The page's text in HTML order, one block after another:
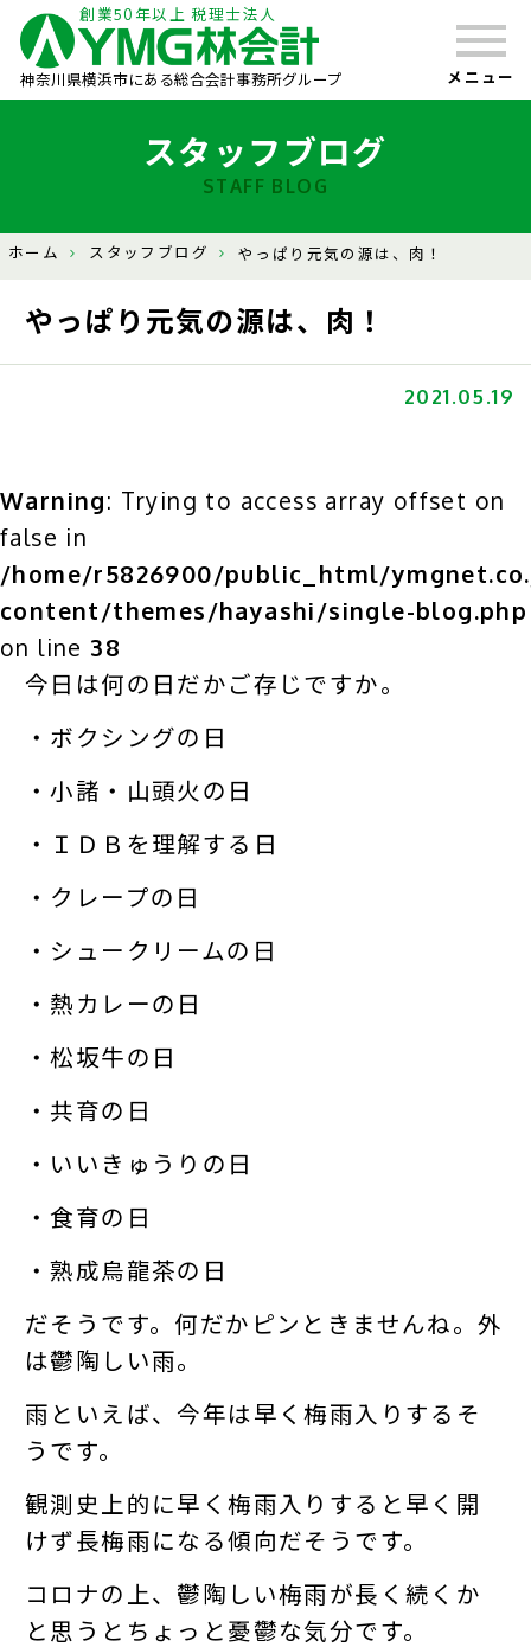
創業50年以上 税理士法人
神奈川県横浜市にある総合会計事務所グループ メニュー
スタッフブログ
STAFF BLOG
ホーム スタッフブログ やっぱり元気の源は、肉！
やっぱり元気の源は、肉！
2021.05.19
Warning: Trying to access array offset on
false in
/home/r5826900/public_html/
content/themes/hayashi/single-blog.php
on line 38
今日は何の日だかご存じですか。
・ボクシングの日
・小諸・山頭火の日
・ＩＤＢを理解する日
・クレープの日
・シュークリームの日
・熱カレーの日
・松坂牛の日
・共育の日
・いいきゅうりの日
・食育の日
・熟成烏龍茶の日
だそうです。何だかピンときませんね。外
は鬱陶しい雨。
雨といえば、今年は早く梅雨入りするそ
うです。
観測史上的に早く梅雨入りすると早く開
けず長梅雨になる傾向だそうです。
コロナの上、鬱陶しい梅雨が長く続くか
と思うとちょっと憂鬱な気分です。